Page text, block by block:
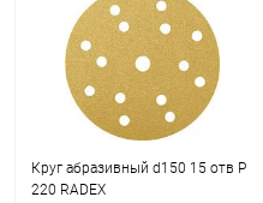
Круг абразивный d150 15 отв Р
220 RADEX